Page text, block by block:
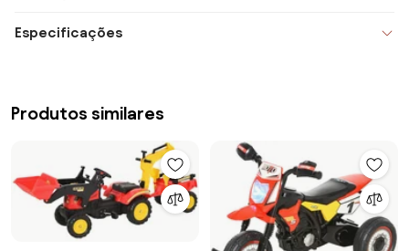
Especificações
Produtos similares